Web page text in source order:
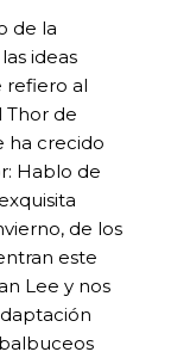
de la
ideas
refiero al
Thor de
ha crecido
Hablo de
de los
este
Lee y nos